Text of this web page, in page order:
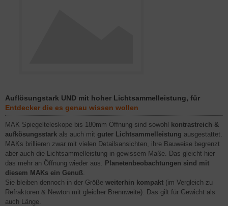
Auflösungstark UND mit hoher Lichtsammelleistung, für
Entdecker die es genau wissen wollen
MAK Spiegelteleskope bis 180mm Öffnung sind sowohl
kontrastreich &
aufkösungsstark als auch mit guter Lichtsammelleistung ausgestattet.
MAKs brillieren zwar mit vielen Detailsansichten, ihre Bauweise begrenzt
aber auch die Lichtsammelleistung in gewissem Maße. Das gleicht hier
das mehr an Öffnung wieder aus. Planetenbeobachtungen sind mit
diesem MAKs ein Genuß.
Sie bleiben dennoch in der Größe weiterhin kompakt (im Vergleich zu
Refraktoren & Newton mit gleicher Brennweite). Das gilt für Gewicht als
auch Länge.